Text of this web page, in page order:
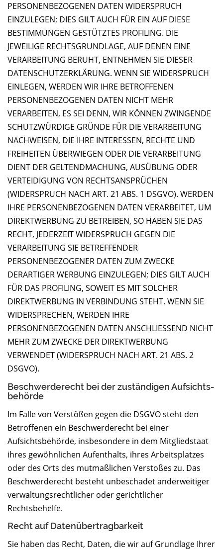
PERSONENBEZOGENEN DATEN WIDERSPRUCH
EINZULEGEN; DIES GILT AUCH FÜR EIN AUF DIESE
BESTIMMUNGEN GESTÜTZTES PROFILING. DIE
JEWEILIGE RECHTSGRUNDLAGE, AUF DENEN EINE
VERARBEITUNG BERUHT, ENTNEHMEN SIE DIESER
DATENSCHUTZERKLÄRUNG. WENN SIE WIDERSPRUCH
EINLEGEN, WERDEN WIR IHRE BETROFFENEN
PERSONENBEZOGENEN DATEN NICHT MEHR
VERARBEITEN, ES SEI DENN, WIR KÖNNEN ZWINGENDE
SCHUTZWÜRDIGE GRÜNDE FÜR DIE VERARBEITUNG
NACHWEISEN, DIE IHRE INTERESSEN, RECHTE UND
FREIHEITEN ÜBERWIEGEN ODER DIE VERARBEITUNG
DIENT DER GELTENDMACHUNG, AUSÜBUNG ODER
VERTEIDIGUNG VON RECHTSANSPRÜCHEN
(WIDERSPRUCH NACH ART. 21 ABS. 1 DSGVO). WERDEN
IHRE PERSONENBEZOGENEN DATEN VERARBEITET, UM
DIREKTWERBUNG ZU BETREIBEN, SO HABEN SIE DAS
RECHT, JEDERZEIT WIDERSPRUCH GEGEN DIE
VERARBEITUNG SIE BETREFFENDER
PERSONENBEZOGENER DATEN ZUM ZWECKE
DERARTIGER WERBUNG EINZULEGEN; DIES GILT AUCH
FÜR DAS PROFILING, SOWEIT ES MIT SOLCHER
DIREKTWERBUNG IN VERBINDUNG STEHT. WENN SIE
WIDERSPRECHEN, WERDEN IHRE
PERSONENBEZOGENEN DATEN ANSCHLIESSEND NICHT
MEHR ZUM ZWECKE DER DIREKTWERBUNG
VERWENDET (WIDERSPRUCH NACH ART. 21 ABS. 2
DSGVO).
Beschwerde­recht bei der zuständigen Aufsichts­
behörde
Im Falle von Verstößen gegen die DSGVO steht den
Betroffenen ein Beschwerderecht bei einer
Aufsichtsbehörde, insbesondere in dem Mitgliedstaat
ihres gewöhnlichen Aufenthalts, ihres Arbeitsplatzes
oder des Orts des mutmaßlichen Verstoßes zu. Das
Beschwerderecht besteht unbeschadet anderweitiger
verwaltungsrechtlicher oder gerichtlicher
Rechtsbehelfe.
Recht auf Daten­übertrag­barkeit
Sie haben das Recht, Daten, die wir auf Grundlage Ihrer